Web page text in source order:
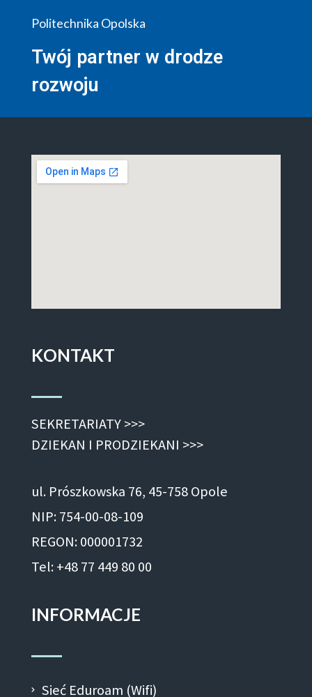
Politechnika Opolska
Twój partner w drodze
rozwoju
KONTAKT
SEKRETARIATY >>>
DZIEKAN I PRODZIEKANI >>>
ul. Prószkowska 76, 45-758 Opole
NIP: 754-00-08-109
REGON: 000001732
Tel: +48 77 449 80 00
INFORMACJE
Sieć Eduroam (Wifi)